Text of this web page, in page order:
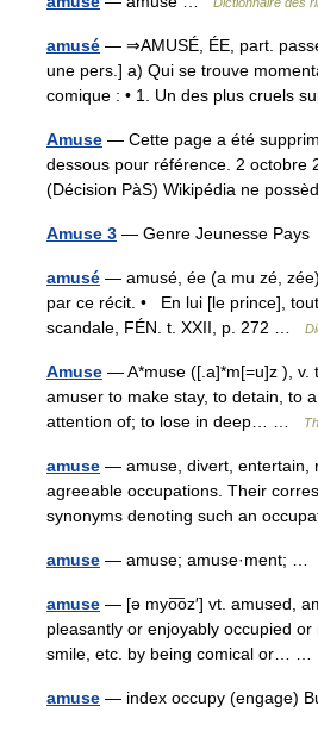
amusé — ⇒AMUSÉ, ÉE, part.
une pers.] a) Qui se trouve
comique : • 1. Un des plus cruels
Amuse — Cette page a été
dessous pour référence. 2 octobre
(Décision PàS) Wikipédia ne
Amuse 3 — Genre Jeunesse
amusé — amusé, ée (a mu zé,
par ce récit. • En lui [le prince],
scandale, FÉN. t. XXII, p. 272 …
Amuse — A*muse ([.a]*m[=u]z ), v.
amuser to make stay, to detain, to
attention of; to lose in deep… …
amuse — amuse, divert, entertain,
agreeable occupations. Their
synonyms denoting such an
amuse — amuse; amuse·ment; …
amuse — [ə myo͞oz′] vt. amused,
pleasantly or enjoyably occupied
smile, etc. by being comical or… …
amuse — index occupy (engage)